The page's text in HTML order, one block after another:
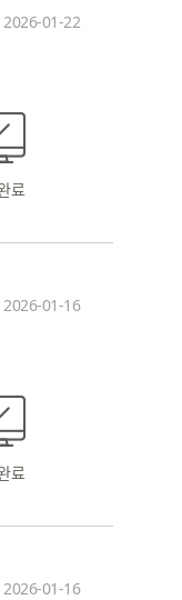
2026-01-22
료
2026-01-16
료
2026-01-16